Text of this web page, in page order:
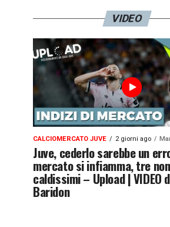
VIDEO
CALCIOMERCATO JUVE 2 giorni ago
Juve, cederlo sarebbe un
mercato si infiamma, tre
caldissimi – Upload | VIDEO
Baridon